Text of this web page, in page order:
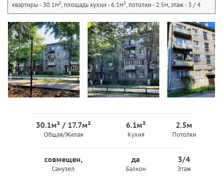
квартиры - 30.1м², площадь кухни - 6.1м², потолки - 2.5м, этаж - 3 / 4
30.1м² / 17.7м²
Общая/Жилая
6.1м²
Кухня
2.5м
Потолки
совмещен,
Санузел
да
Балкон
3/4
Этаж